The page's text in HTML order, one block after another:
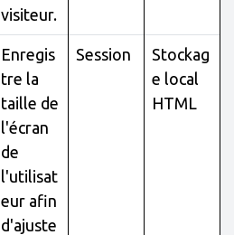
visiteur.
Enregis
tre la
taille de
l'écran
de
l'utilisat
eur afin
d'ajuste
Session
Stockag
e local
HTML